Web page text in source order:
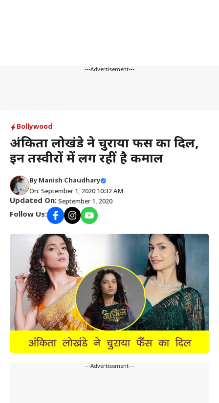
---Advertisement---
Bollywood
अंकिता लोखंडे ने चुराया फैंस का दिल,
इन तस्वीरों में लग रहीं है कमाल
By Manish Chaudhary
On: September 1, 2020 10:32 AM
Updated On:September 1, 2020
Follow Us:
---Advertisement---